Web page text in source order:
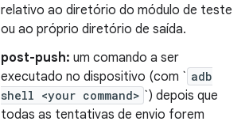
relativo ao diretório do módulo de teste
ou ao próprio diretório de saída.
post-push: um comando a ser
executado no dispositivo (com ` adb
shell <your command> `) depois que
todas as tentativas de envio forem